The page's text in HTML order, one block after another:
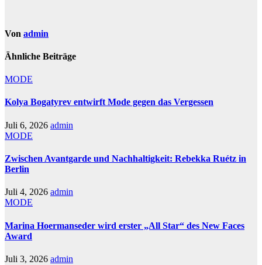
Von admin
Ähnliche Beiträge
MODE
Kolya Bogatyrev entwirft Mode gegen das Vergessen
Juli 6, 2026 admin
MODE
Zwischen Avantgarde und Nachhaltigkeit: Rebekka Ruétz in
Berlin
Juli 4, 2026 admin
MODE
Marina Hoermanseder wird erster „All Star“ des New Faces
Award
Juli 3, 2026 admin